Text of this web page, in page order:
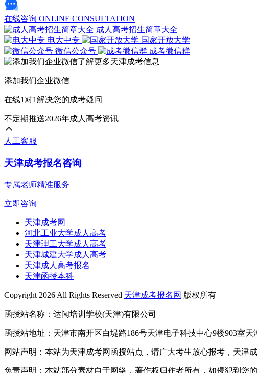
在线咨询 ONLINE CONSULTATION
成人高考招生简章大全
电大中专
国家开放大学
微信公众号
成考微信群
添加我们企业微信
在线1对1解决您的成考疑问
不定期推送2026年成人高考资讯
人工客服
天津成考报名咨询
专属老师精准服务
立即咨询
天津成考网
河北工业大学成人高考
天津理工大学成人高考
天津城建大学成人高考
天津成人高考报名
天津函授本科
Copyright 2026 All Rights Reserved 天津成考报名网 版权所有
函授站名称：达闻培训学校(天津)有限公司
函授站地址：天津市南开区白堤路186号天津电子科技中心9楼903室天
网站声明：本站为天津成考网函授站点，请广大考生放心报考，天津
免责声明：本站部分素材自于网络，著作权归作者所有，如侵犯到您